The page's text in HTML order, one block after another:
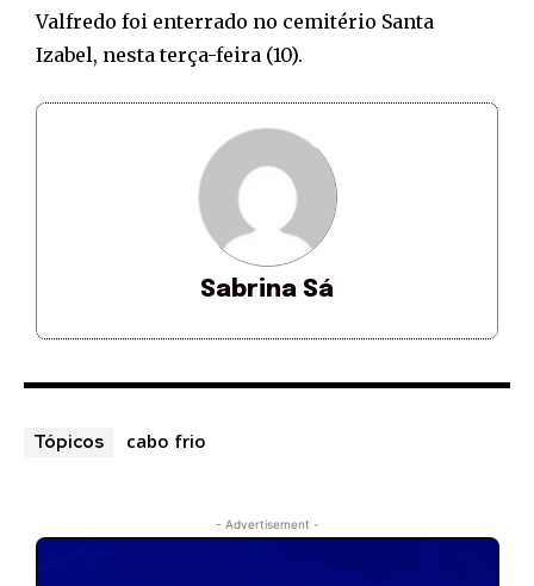
Valfredo foi enterrado no cemitério Santa
Izabel, nesta terça-feira (10).
Sabrina Sá
Tópicos cabo frio
- Advertisement -